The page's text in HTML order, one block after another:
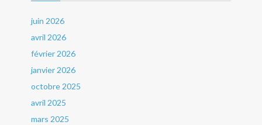
juin 2026
avril 2026
février 2026
janvier 2026
octobre 2025
avril 2025
mars 2025